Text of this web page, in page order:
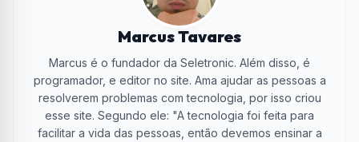
Marcus Tavares
Marcus é o fundador da Seletronic. Além disso, é
programador, e editor no site. Ama ajudar as pessoas a
resolverem problemas com tecnologia, por isso criou
esse site. Segundo ele: "A tecnologia foi feita para
facilitar a vida das pessoas, então devemos ensinar a